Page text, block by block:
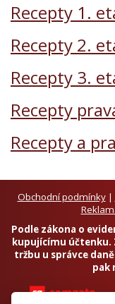
Recepty 1.
Recepty 2.
Recepty 3.
Recepty
Recepty a
Obchodní podmínky|
Podle zákona o
kupujícímu účtenku.
tržbu u správce
pak